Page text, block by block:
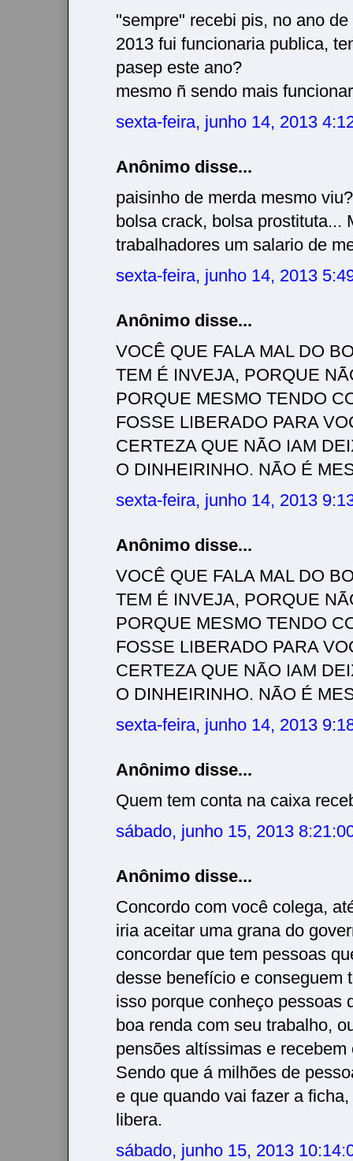
"sempre" recebi pis, no ano
2013 fui funcionaria publica,
pasep este ano?
mesmo ñ sendo mais
sexta-feira, junho 14, 2013
Anônimo disse...
paisinho de merda mesmo
bolsa crack, bolsa prostituta...
trabalhadores um salario de
sexta-feira, junho 14, 2013
Anônimo disse...
VOCÊ QUE FALA MAL DO
TEM É INVEJA, PORQUE
PORQUE MESMO TENDO
FOSSE LIBERADO PARA
CERTEZA QUE NÃO IAM
O DINHEIRINHO. NÃO É
sexta-feira, junho 14, 2013
Anônimo disse...
VOCÊ QUE FALA MAL DO
TEM É INVEJA, PORQUE
PORQUE MESMO TENDO
FOSSE LIBERADO PARA
CERTEZA QUE NÃO IAM
O DINHEIRINHO. NÃO É
sexta-feira, junho 14, 2013
Anônimo disse...
Quem tem conta na caixa
sábado, junho 15, 2013
Anônimo disse...
Concordo com você colega,
iria aceitar uma grana do
concordar que tem pessoas
desse benefício e conseguem
isso porque conheço pessoas
boa renda com seu trabalho,
pensões altíssimas e
Sendo que á milhões de
e que quando vai fazer a
libera.
sábado, junho 15, 2013